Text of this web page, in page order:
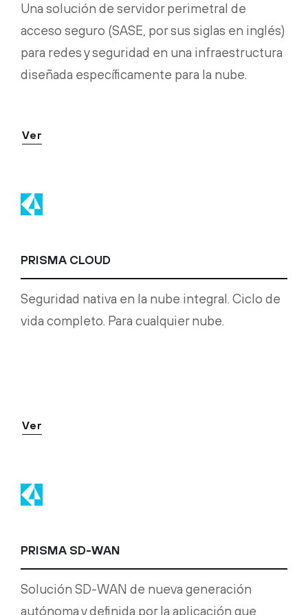
Una solución de servidor perimetral de
acceso seguro (SASE, por sus siglas en inglés)
para redes y seguridad en una infraestructura
diseñada específicamente para la nube.
Ver
PRISMA CLOUD
Seguridad nativa en la nube integral. Ciclo de
vida completo. Para cualquier nube.
Ver
PRISMA SD-WAN
Solución SD-WAN de nueva generación
autónoma y definida por la aplicación que